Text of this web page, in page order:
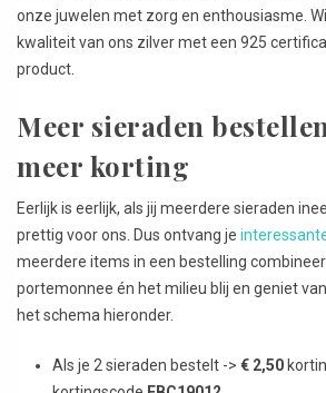
onze juwelen met zorg en enthousiasme.
kwaliteit van ons zilver met een 925
product.
Meer sieraden
meer korting
Eerlijk is eerlijk, als jij meerdere sieraden
prettig voor ons. Dus ontvang je
meerdere items in een bestelling
portemonnee én het milieu blij en geniet
het schema hieronder.
Als je 2 sieraden bestelt -> € 2,50